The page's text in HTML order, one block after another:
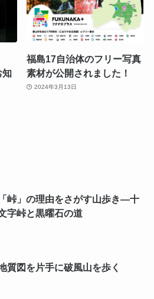
知
福島17自治体のフリー写真
素材が公開されました！
2024年3月13日
「峠」の理由をさがす山歩き―十
字峠と黒曜石の道
質図を片手に破風山を歩く